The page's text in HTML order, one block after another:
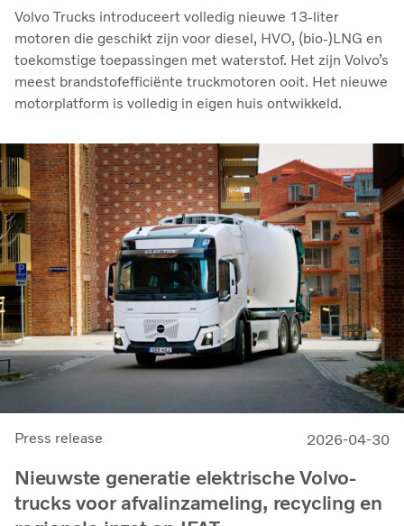
Volvo Trucks introduceert volledig nieuwe 13-liter
motoren die geschikt zijn voor diesel, HVO, (bio-)LNG en
toekomstige toepassingen met waterstof. Het zijn Volvo’s
meest brandstofefficiënte truckmotoren ooit. Het nieuwe
motorplatform is volledig in eigen huis ontwikkeld.
Press release 2026-04-30
Nieuwste generatie elektrische Volvo-
trucks voor afvalinzameling, recycling en